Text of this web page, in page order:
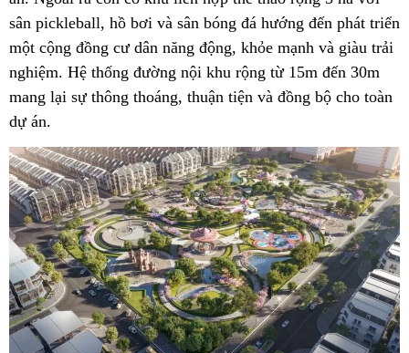
sân pickleball, hồ bơi và sân bóng đá hướng đến phát triển
một cộng đồng cư dân năng động, khỏe mạnh và giàu trải
nghiệm. Hệ thống đường nội khu rộng từ 15m đến 30m
mang lại sự thông thoáng, thuận tiện và đồng bộ cho toàn
dự án.